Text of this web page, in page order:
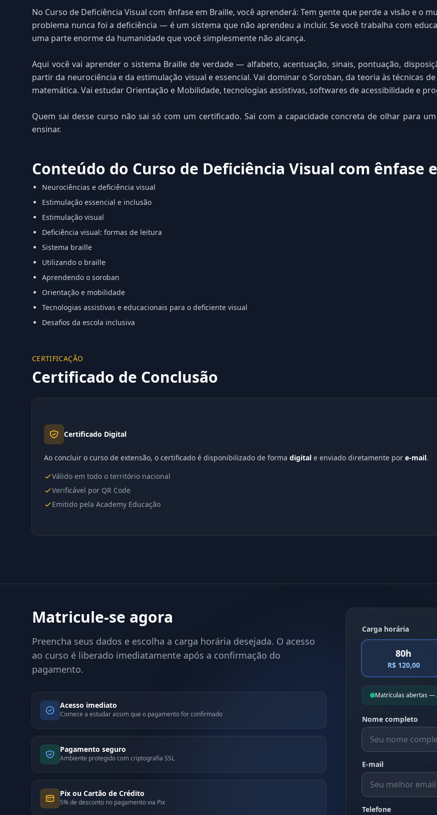
No Curso de Deficiência Visual com ênfase em Braille, você aprenderá: Tem gente que perde a visão e o
problema nunca foi a deficiência — é um sistema que não aprendeu a incluir. Se você trabalha com
uma parte enorme da humanidade que você simplesmente não alcança.
Aqui você vai aprender o sistema Braille de verdade — alfabeto, acentuação, sinais, pontuação,
partir da neurociência e da estimulação visual e essencial. Vai dominar o Soroban, da teoria às técnicas
matemática. Vai estudar Orientação e Mobilidade, tecnologias assistivas, softwares de acessibilidade e
Quem sai desse curso não sai só com um certificado. Sai com a capacidade concreta de olhar para
ensinar.
Conteúdo do Curso de Deficiência Visual com ênfase
Neurociências e deficiência visual
Estimulação essencial e inclusão
Estimulação visual
Deficiência visual: formas de leitura
Sistema braille
Utilizando o braille
Aprendendo o soroban
Orientação e mobilidade
Tecnologias assistivas e educacionais para o deficiente visual
Desafios da escola inclusiva
CERTIFICAÇÃO
Certificado de Conclusão
Certificado Digital
Ao concluir o curso de extensão, o certificado é disponibilizado de forma digital e enviado diretamente por e-mail.
Válido em todo o território nacional
Verificável por QR Code
Emitido pela Academy Educação
Matricule-se agora
Preencha seus dados e escolha a carga horária desejada. O acesso
ao curso é liberado imediatamente após a confirmação do
pagamento.
Acesso imediato
Comece a estudar assim que o pagamento for confirmado
Pagamento seguro
Ambiente protegido com criptografia SSL
Pix ou Cartão de Crédito
5% de desconto no pagamento via Pix
Carga horária
80h
R$ 120,00
Matrículas abertas —
Nome completo
E-mail
Telefone